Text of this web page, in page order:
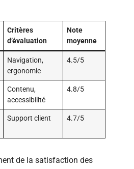
Critères
d’évaluation
Note
moyenne
Navigation,
ergonomie
4.5/5
Contenu,
accessibilité
4.8/5
Support client 4.7/5
de la satisfaction des